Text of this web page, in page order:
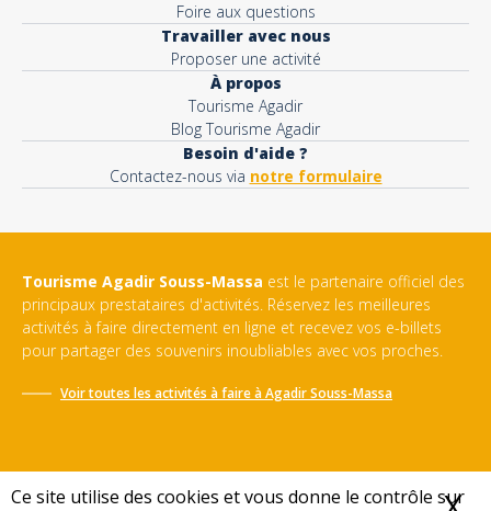
Ce site utilise des cookies et vous donne le contrôle sur
Foire aux questions
Travailler avec nous
Proposer une activité
À propos
Tourisme Agadir
Blog Tourisme Agadir
Besoin d'aide ?
Contactez-nous via notre formulaire
Tourisme Agadir Souss-Massa est le partenaire officiel des
principaux prestataires d'activités. Réservez les meilleures
activités à faire directement en ligne et recevez vos e-billets
pour partager des souvenirs inoubliables avec vos proches.
Voir toutes les activités à faire àAgadir Souss-Massa